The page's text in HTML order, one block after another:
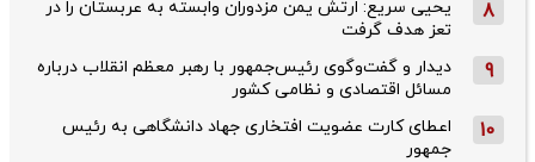
8
یحیی سریع: ارتش یمن مزدوران وابسته به عربستان را در
تعز هدف گرفت
9
دیدار و گفت‌وگوی رئیس‌جمهور با رهبر معظم انقلاب درباره
مسائل اقتصادی و نظامی کشور
10
اعطای کارت عضویت افتخاری جهاد دانشگاهی به رئیس‌
جمهور